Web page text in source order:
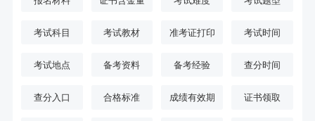
考试科目 考试教材 准考证打印 考试时间
考试地点 备考资料 备考经验 查分时间
查分入口 合格标准 成绩有效期 证书领取